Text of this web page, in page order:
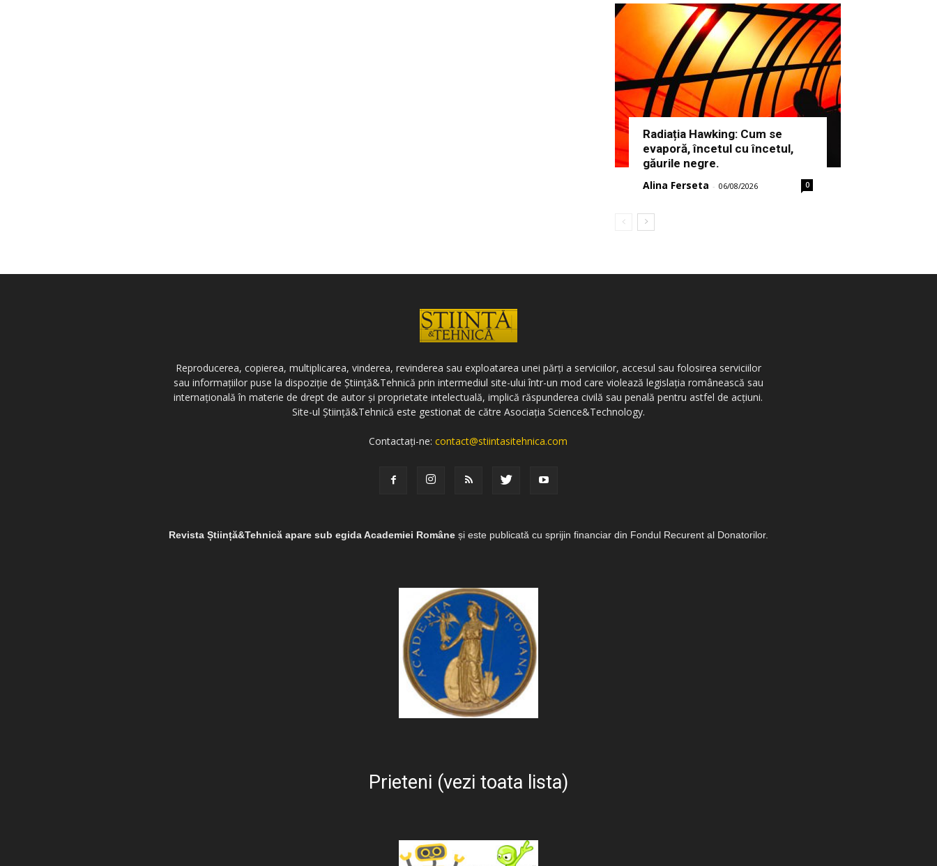
Radiația Hawking: Cum se
evaporă, încetul cu încetul,
găurile negre.
Alina Ferseta - 06/08/2026 0
Reproducerea, copierea, multiplicarea, vinderea, revinderea sau exploatarea unei părți a serviciilor, accesul sau folosirea serviciilor
sau informațiilor puse la dispoziție de Știință&Tehnică prin intermediul site-ului într-un mod care violează legislația românească sau
internațională în materie de drept de autor și proprietate intelectuală, implică răspunderea civilă sau penală pentru astfel de acțiuni.
Site-ul Știință&Tehnică este gestionat de către Asociația Science&Technology.
Contactați-ne:contact@stiintasitehnica.com
Revista Știință&Tehnică apare sub egida Academiei Române și este publicată cu sprijin financiar din Fondul Recurent al Donatorilor.
Prieteni (vezi toata lista)